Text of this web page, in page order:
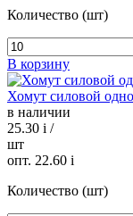
Количество (шт)
В корзину
Хомут силовой
в наличии
25.30 i /
шт
опт. 22.60 i
Количество (шт)